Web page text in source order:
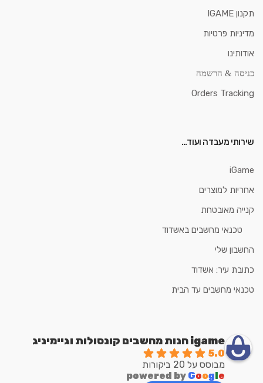
תקנון IGAME
מדיניות פרטיות
אודותינו
כניסה & הרשמה
Orders Tracking
שירותי מעבדה ועוד…
iGame
אחריות למוצרים
קנייה מאובטחת
טכנאי מחשבים באשדוד
החשבון שלי
כתובת עיר: אשדוד
טכנאי מחשבים עד הבית
igame חנות מחשבים קונסולות וגיימיניג
5.0
מבוסס על 20 ביקורות
powered by Goog e